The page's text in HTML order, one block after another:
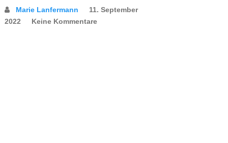
Marie Lanfermann
11. September
2022
Keine Kommentare